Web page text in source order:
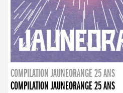
COMPILATION JAUNEORANGE 25 ANS
COMPILATION JAUNEORANGE 25 ANS